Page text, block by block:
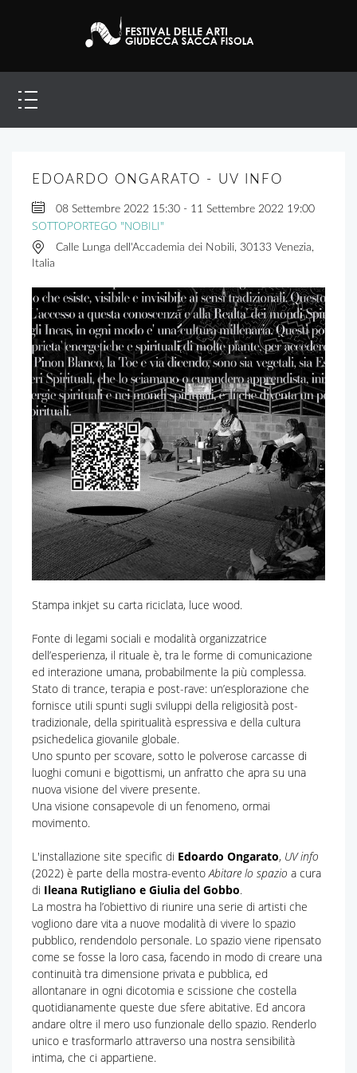
EDOARDO ONGARATO - UV INFO
08 Settembre 2022 15:30 - 11 Settembre 2022 19:00
SOTTOPORTEGO "NOBILI"
Calle Lunga dell'Accademia dei Nobili, 30133 Venezia,
Italia
Stampa inkjet su carta riciclata, luce wood.
Fonte di legami sociali e modalità organizzatrice
dell’esperienza, il rituale è, tra le forme di comunicazione
ed interazione umana, probabilmente la più complessa.
Stato di trance, terapia e post-rave: un’esplorazione che
fornisce utili spunti sugli sviluppi della religiosità post-
tradizionale, della spiritualità espressiva e della cultura
psichedelica giovanile globale.
Uno spunto per scovare, sotto le polverose carcasse di
luoghi comuni e bigottismi, un anfratto che apra su una
nuova visione del vivere presente.
Una visione consapevole di un fenomeno, ormai
movimento.
L'installazione site specific di Edoardo Ongarato, UV info
(2022) è parte della mostra-evento Abitare lo spazio a cura
di Ileana Rutigliano e Giulia del Gobbo.
La mostra ha l’obiettivo di riunire una serie di artisti che
vogliono dare vita a nuove modalità di vivere lo spazio
pubblico, rendendolo personale. Lo spazio viene ripensato
come se fosse la loro casa, facendo in modo di creare una
continuità tra dimensione privata e pubblica, ed
allontanare in ogni dicotomia e scissione che costella
quotidianamente queste due sfere abitative. Ed ancora
andare oltre il mero uso funzionale dello spazio. Renderlo
unico e trasformarlo attraverso una nostra sensibilità
intima, che ci appartiene.